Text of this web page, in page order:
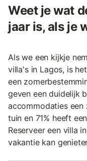
Weet je wat
jaar is, als je
Als we een kijkje
villa's in Lagos, is
een
geven een duidelijk
accommodaties een
tuin en 71% heeft
Reserveer een villa
vakantie kan